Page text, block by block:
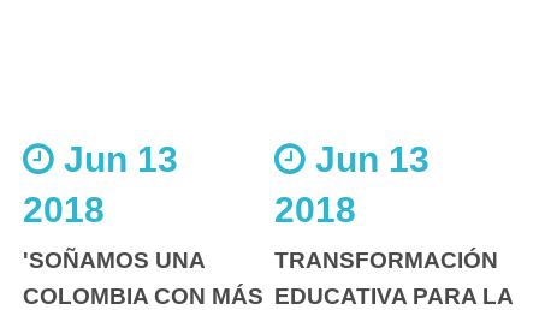
Jun 13
2018
'SOÑAMOS UNA
COLOMBIA CON MÁS
Jun 13
2018
TRANSFORMACIÓN
EDUCATIVA PARA LA